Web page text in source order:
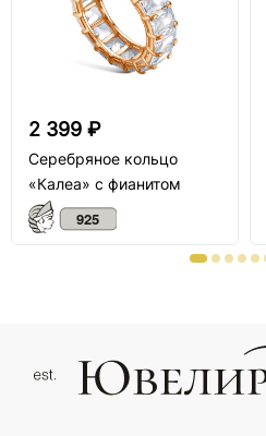
2 399 ₽
Серебряное кольцо
«Калеа» с фианитом